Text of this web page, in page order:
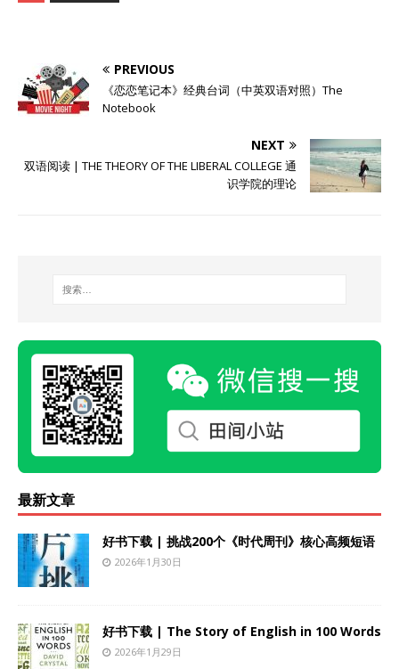
PREVIOUS
《恋恋笔记本》经典台词（中英双语对照）The
Notebook
NEXT
双语阅读 | THE THEORY OF THE LIBERAL COLLEGE 通
识学院的理论
最新文章
好书下载 | 挑战200个《时代周刊》核心高频短语
2026年1月30日
好书下载 | The Story of English in 100 Words
2026年1月29日